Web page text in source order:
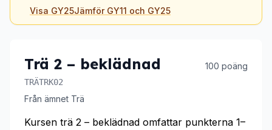
Visa GY25Jämför GY11 och GY25
Trä 2 – beklädnad 100 poäng
TRÄTRK02
Från ämnet Trä
Kursen trä 2 – beklädnad omfattar punkterna 1–